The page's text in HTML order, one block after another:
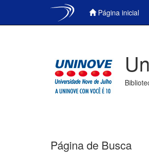
Página inicial
Página de Busca